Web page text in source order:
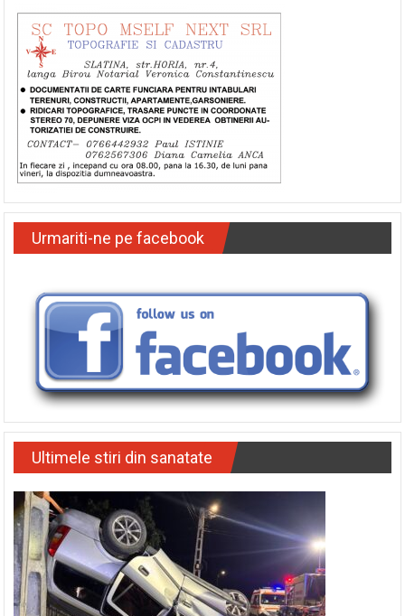
Urmariti-ne pe facebook
Ultimele stiri din sanatate